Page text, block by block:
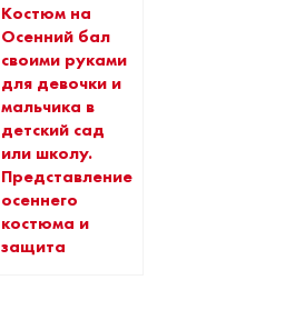
Костюм на
Осенний бал
своими руками
для девочки и
мальчика в
детский сад
или школу.
Представление
осеннего
костюма и
защита